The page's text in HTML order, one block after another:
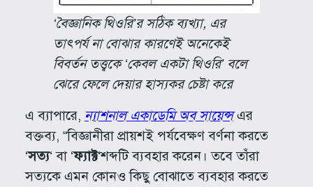
‘বৈজ্ঞানিক থিওরি’র সঠিক ব্যখ্যা, এর
তাৎপর্য না বোঝার কারণেই অনেকেই
বিবর্তন তত্ত্বকে ‘কেবল একটা থিওরি’ বলে
ঝেরে ফেলে দেয়ার হাস্যকর চেষ্টা করে
এ ব্যাপারে, ন্যাশনাল একাডেমি অব সায়েন্সএর
বক্তব্য, “বিজ্ঞানীরা প্রায়শই পর্যবেক্ষণ বর্ণনা করতে
‘সত্য‘ বা ‘ফ্যাক্ট‘শব্দটি ব্যবহার করেন। তবে তাঁরা
সত্যকে এমন কোনও কিছু বোঝাতে ব্যবহার করতে